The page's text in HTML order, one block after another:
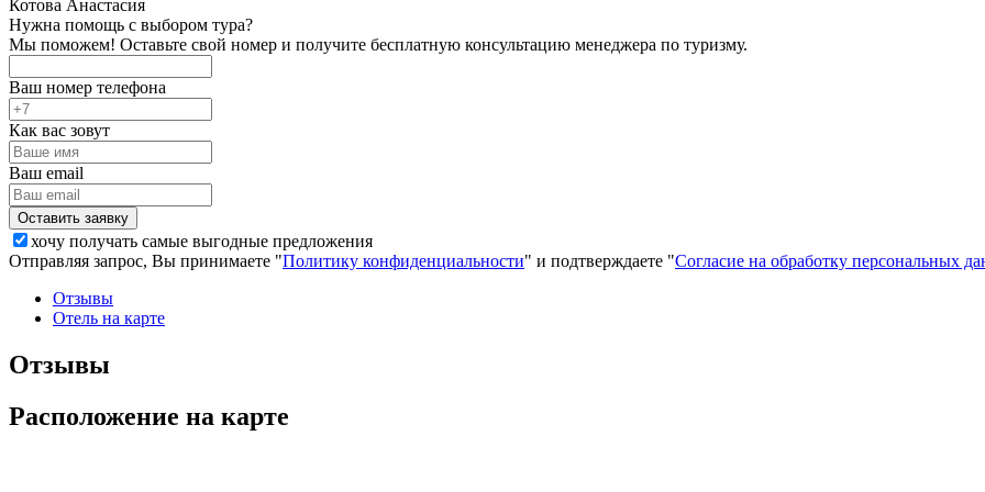
Котова Анастасия
Нужна помощь с выбором тура?
Мы поможем! Оставьте свой номер и получите бесплатную консультацию менеджера по туризму.
Ваш номер телефона
Как вас зовут
Ваш email
хочу получать самые выгодные предложения
Отправляя запрос, Вы принимаете "Политику конфиденциальности" и подтверждаете "Согласие на обработку персональных
Отзывы
Отель на карте
Отзывы
Расположение на карте